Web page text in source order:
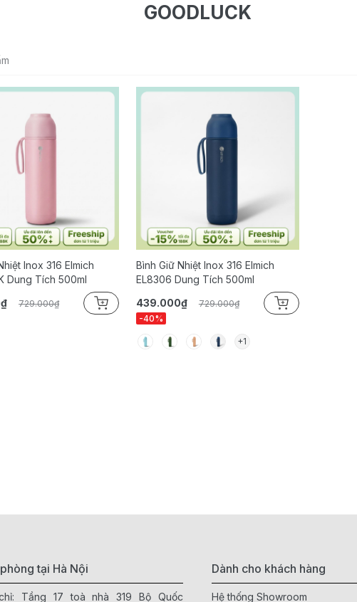
GOODLUCK
Inox 316 Elmich
Dung Tích 500ml
729.000₫
Bình Giữ Nhiệt Inox 316 Elmich
EL8306 Dung Tích 500ml
439.000₫
729.000₫
-40%
+1
tại Hà Nội
Tầng 17 toà nhà 319 Bộ Quốc
Dành cho khách hàng
Hệ thống Showroom